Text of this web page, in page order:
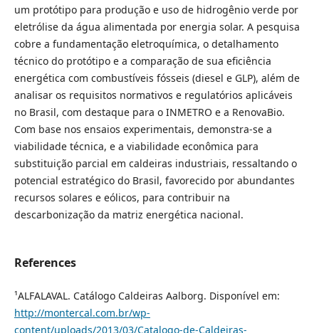
um protótipo para produção e uso de hidrogênio verde por
eletrólise da água alimentada por energia solar. A pesquisa
cobre a fundamentação eletroquímica, o detalhamento
técnico do protótipo e a comparação de sua eficiência
energética com combustíveis fósseis (diesel e GLP), além de
analisar os requisitos normativos e regulatórios aplicáveis
no Brasil, com destaque para o INMETRO e a RenovaBio.
Com base nos ensaios experimentais, demonstra-se a
viabilidade técnica, e a viabilidade econômica para
substituição parcial em caldeiras industriais, ressaltando o
potencial estratégico do Brasil, favorecido por abundantes
recursos solares e eólicos, para contribuir na
descarbonização da matriz energética nacional.
References
¹ALFALAVAL. Catálogo Caldeiras Aalborg. Disponível em:
http://montercal.com.br/wp-
content/uploads/2013/03/Catalogo-de-Caldeiras-